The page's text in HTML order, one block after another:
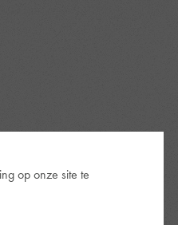
op onze site te